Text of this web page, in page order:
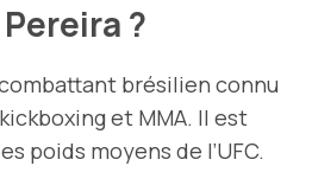
?
brésilien connu
et MMA. Il est
poids moyens de l’UFC.